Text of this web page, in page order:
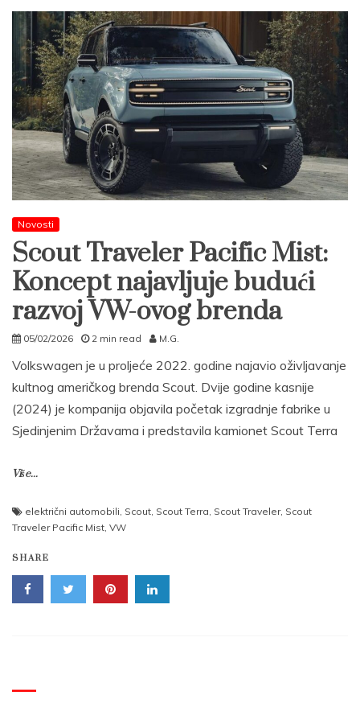
Novosti
Scout Traveler Pacific Mist:
Koncept najavljuje budući
razvoj VW-ovog brenda
05/02/2026 2 min read M.G.
Volkswagen je u proljeće 2022. godine najavio oživljavanje
kultnog američkog brenda Scout. Dvije godine kasnije
(2024) je kompanija objavila početak izgradnje fabrike u
Sjedinjenim Državama i predstavila kamionet Scout Terra
Više...
električni automobili, Scout, Scout Terra, Scout Traveler, Scout
Traveler Pacific Mist, VW
SHARE